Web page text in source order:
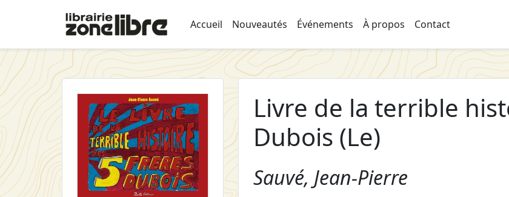
Accueil Nouveautés Événements À propos Contact
Livre de la terrible
Dubois (Le)
Sauvé, Jean-Pierre